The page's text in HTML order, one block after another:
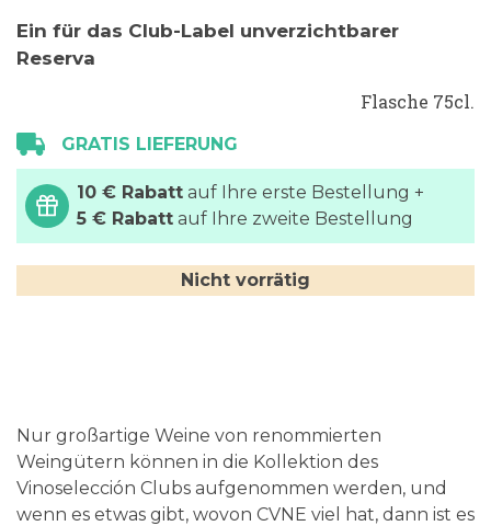
Anfang
der
Ein für das Club-Label unverzichtbarer
Reserva
Flasche 75cl.
GRATIS LIEFERUNG
10 € Rabatt auf Ihre erste Bestellung +
5 € Rabatt auf Ihre zweite Bestellung
Nicht vorrätig
Nur großartige Weine von renommierten
Weingütern können in die Kollektion des
Vinoselección Clubs aufgenommen werden, und
wenn es etwas gibt, wovon CVNE viel hat, dann ist es